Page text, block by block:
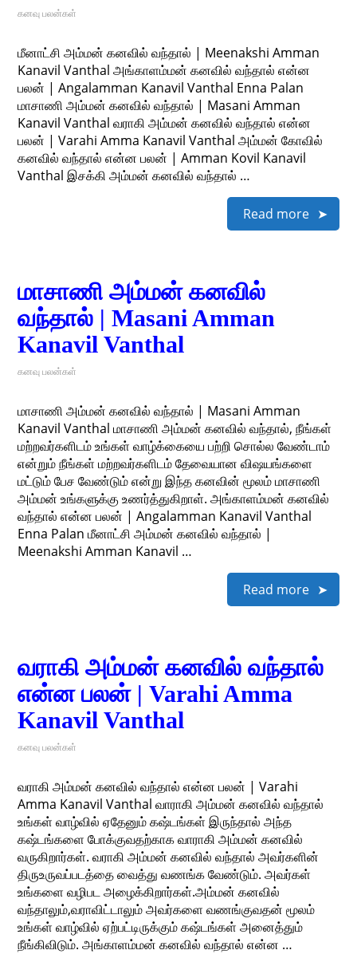
கனவு பலன்கள்
மீனாட்சி அம்மன் கனவில் வந்தால் | Meenakshi Amman
Kanavil Vanthal அங்காளம்மன் கனவில் வந்தால் என்ன
பலன் | Angalamman Kanavil Vanthal Enna Palan
மாசாணி அம்மன் கனவில் வந்தால் | Masani Amman
Kanavil Vanthal வராகி அம்மன் கனவில் வந்தால் என்ன
பலன் | Varahi Amma Kanavil Vanthal அம்மன் கோவில்
கனவில் வந்தால் என்ன பலன் | Amman Kovil Kanavil
Vanthal இசக்கி அம்மன் கனவில் வந்தால் …
Read more
மாசாணி அம்மன் கனவில்
வந்தால் | Masani Amman
Kanavil Vanthal
கனவு பலன்கள்
மாசாணி அம்மன் கனவில் வந்தால் | Masani Amman
Kanavil Vanthal மாசாணி அம்மன் கனவில் வந்தால், நீங்கள்
மற்றவர்களிடம் உங்கள் வாழ்க்கையை பற்றி சொல்ல வேண்டாம்
என்றும் நீங்கள் மற்றவர்களிடம் தேவையான விஷயங்களை
மட்டும் பேச வேண்டும் என்று இந்த கனவின் மூலம் மாசாணி
அம்மன் உங்களுக்கு உணர்த்துகிறாள். அங்காளம்மன் கனவில்
வந்தால் என்ன பலன் | Angalamman Kanavil Vanthal
Enna Palan மீனாட்சி அம்மன் கனவில் வந்தால் |
Meenakshi Amman Kanavil …
Read more
வராகி அம்மன் கனவில் வந்தால்
என்ன பலன் | Varahi Amma
Kanavil Vanthal
கனவு பலன்கள்
வராகி அம்மன் கனவில் வந்தால் என்ன பலன் | Varahi
Amma Kanavil Vanthal வாராகி அம்மன் கனவில் வந்தால்
உங்கள் வாழ்வில் ஏதேனும் கஷ்டங்கள் இருந்தால் அந்த
கஷ்டங்களை போக்குவதற்காக வாராகி அம்மன் கனவில்
வருகிறார்கள். வராகி அம்மன் கனவில் வந்தால் அவர்களின்
திருஉருவப்படத்தை வைத்து வணங்க வேண்டும். அவர்கள்
உங்களை வழிபட அழைக்கிறார்கள்.அம்மன் கனவில்
வந்தாலும்,வராவிட்டாலும் அவர்களை வணங்குவதன் மூலம்
உங்கள் வாழ்வில் ஏற்பட்டிருக்கும் கஷ்டங்கள் அனைத்தும்
நீங்கிவிடும். அங்காளம்மன் கனவில் வந்தால் என்ன …